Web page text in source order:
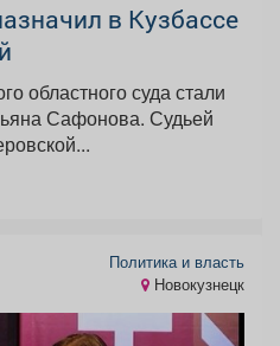
в Кузбассе
областного суда стали
Сафонова. Судьей
Политика и власть
Новокузнецк